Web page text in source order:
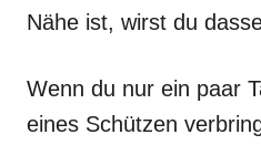
Nähe ist, wirst du
Wenn du nur ein paar
eines Schützen